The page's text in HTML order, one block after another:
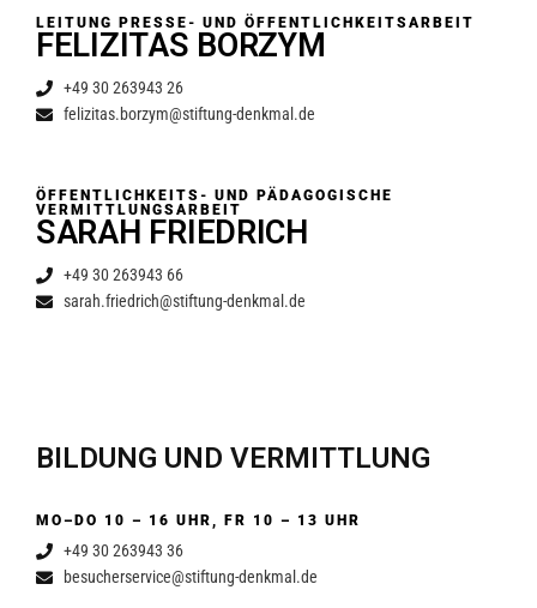
LEITUNG PRESSE- UND ÖFFENTLICHKEITSARBEIT
FELIZITAS BORZYM
+49 30 263943 26
felizitas.borzym@stiftung-denkmal.de
ÖFFENTLICHKEITS- UND PÄDAGOGISCHE
VERMITTLUNGSARBEIT
SARAH FRIEDRICH
+49 30 263943 66
sarah.friedrich@stiftung-denkmal.de
BILDUNG UND VERMITTLUNG
MO–DO 10 – 16 UHR, FR 10 – 13 UHR
+49 30 263943 36
besucherservice@stiftung-denkmal.de